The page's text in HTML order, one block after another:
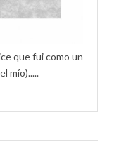
que fui como un
mío).....